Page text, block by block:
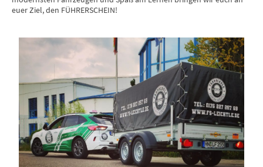
euer Ziel, den FÜHRERSCHEIN!